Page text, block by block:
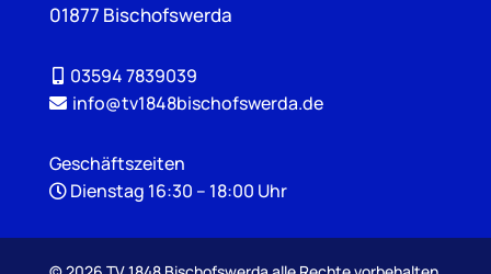
01877 Bischofswerda
03594 7839039
info@tv1848bischofswerda.de
Geschäftszeiten
Dienstag 16:30 – 18:00 Uhr